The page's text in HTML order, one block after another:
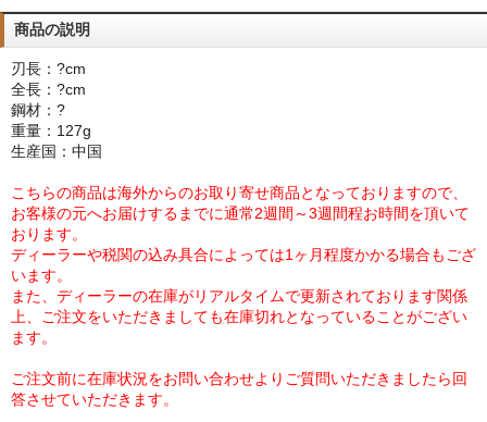
商品の説明
刃長：?cm
全長：?cm
鋼材：?
重量：127g
生産国：中国
こちらの商品は海外からのお取り寄せ商品となっておりますので、
お客様の元へお届けするまでに通常2週間～3週間程お時間を頂いて
おります。
ディーラーや税関の込み具合によっては1ヶ月程度かかる場合もござ
います。
また、ディーラーの在庫がリアルタイムで更新されております関係
上、ご注文をいただきましても在庫切れとなっていることがござい
ます。
ご注文前に在庫状況をお問い合わせよりご質問いただきましたら回
答させていただきます。